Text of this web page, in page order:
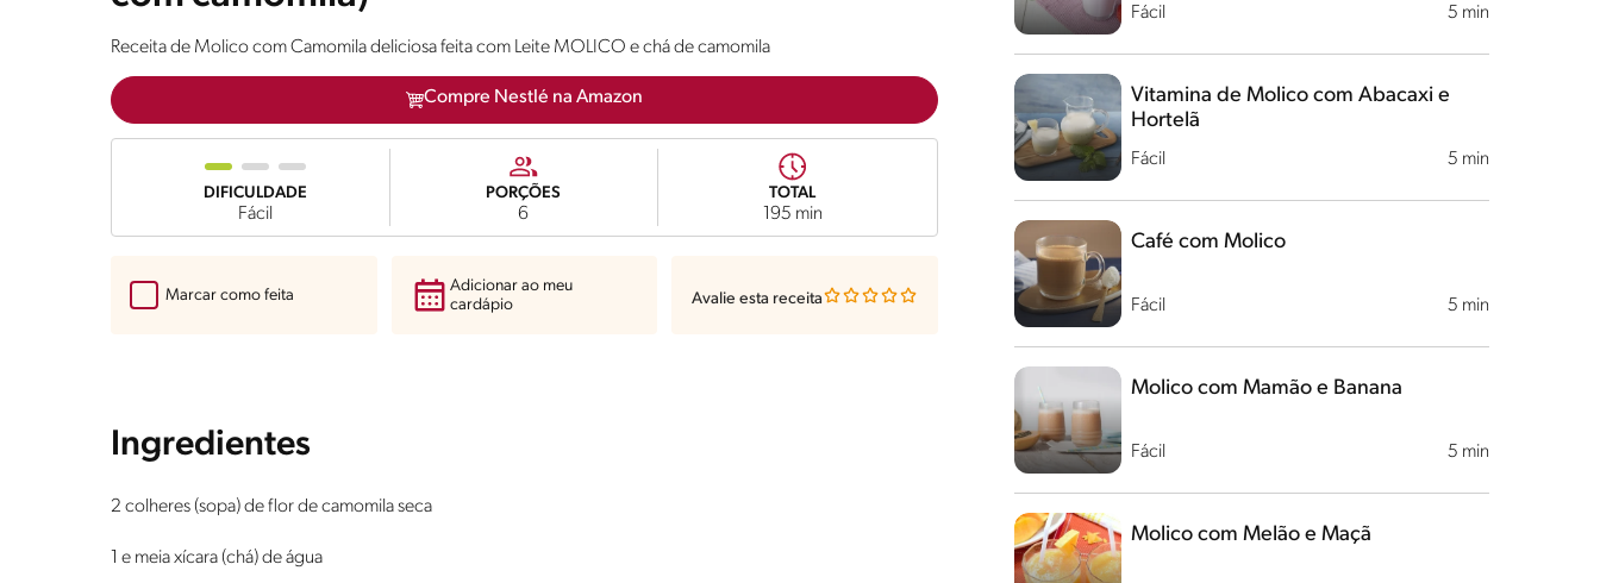
Receita de Molico com Camomila deliciosa feita com Leite MOLICO e chá de camomila
Compre Nestlé na Amazon
DIFICULDADE
Fácil
PORÇÕES
6
TOTAL
195 min
Marcar como feita
Adicionar ao meu
cardápio
Avalie esta receita
Ingredientes
2 colheres (sopa) de flor de camomila seca
1 e meia xícara (chá) de água
Fácil 5 min
Fácil 5 min
Vitamina de Molico com Abacaxi e
Hortelã
Fácil 5 min
Café com Molico
Fácil 5 min
Molico com Mamão e Banana
Molico com Melão e Maçã